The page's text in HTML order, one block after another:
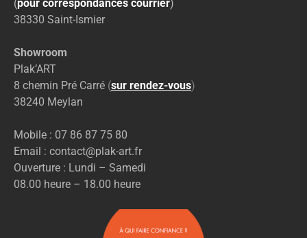
(pour correspondances courrier)
38330 Saint-Ismier
Showroom
Plak’ART
8 chemin Pré Carré (sur rendez-vous)
38240 Meylan
Mobile : 07 86 87 75 80
Email : contact@plak-art.fr
Ouverture : Lundi – Samedi
08.00 heure – 18.00 heure